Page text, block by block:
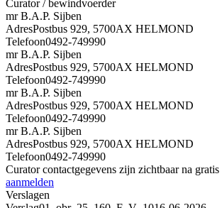
Curator / bewindvoerder
mr B.A.P. Sijben
AdresPostbus 929, 5700AX HELMOND
Telefoon0492-749990
mr B.A.P. Sijben
AdresPostbus 929, 5700AX HELMOND
Telefoon0492-749990
mr B.A.P. Sijben
AdresPostbus 929, 5700AX HELMOND
Telefoon0492-749990
mr B.A.P. Sijben
AdresPostbus 929, 5700AX HELMOND
Telefoon0492-749990
Curator contactgegevens zijn zichtbaar na gratis
aanmelden
Verslagen